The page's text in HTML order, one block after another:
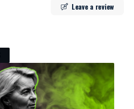
Leave a review